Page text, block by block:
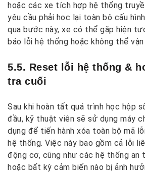
hoặc các xe tích hợp hệ thống
yêu cầu phải học lại toàn bộ cấu
qua bước này, xe có thể gặp hiện
báo lỗi hệ thống hoặc không thể
5.5. Reset lỗi hệ thống &
tra cuối
Sau khi hoàn tất quá trình học hộp
đầu, kỹ thuật viên sẽ sử dụng máy
dụng để tiến hành xóa toàn bộ mã
hệ thống. Việc này bao gồm cả lỗi
động cơ, cũng như các hệ thống an
hoặc bất kỳ cảm biến nào bị ảnh